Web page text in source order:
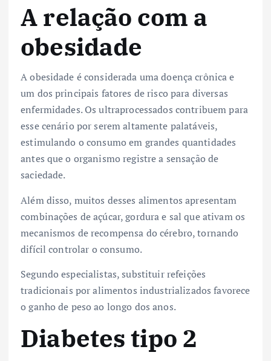
A relação com a
obesidade
A obesidade é considerada uma doença crônica e
um dos principais fatores de risco para diversas
enfermidades. Os ultraprocessados contribuem para
esse cenário por serem altamente palatáveis,
estimulando o consumo em grandes quantidades
antes que o organismo registre a sensação de
saciedade.
Além disso, muitos desses alimentos apresentam
combinações de açúcar, gordura e sal que ativam os
mecanismos de recompensa do cérebro, tornando
difícil controlar o consumo.
Segundo especialistas, substituir refeições
tradicionais por alimentos industrializados favorece
o ganho de peso ao longo dos anos.
Diabetes tipo 2